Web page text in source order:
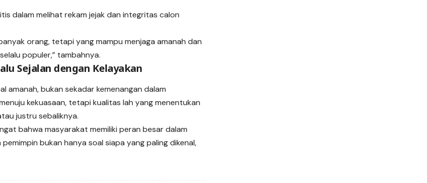
dalam melihat rekam jejak dan integritas calon
orang, tetapi yang mampu menjaga amanah dan
populer,” tambahnya.
Sejalan dengan Kelayakan
amanah, bukan sekadar kemenangan dalam
kekuasaan, tetapi kualitas lah yang menentukan
justru sebaliknya.
bahwa masyarakat memiliki peran besar dalam
bukan hanya soal siapa yang paling dikenal,